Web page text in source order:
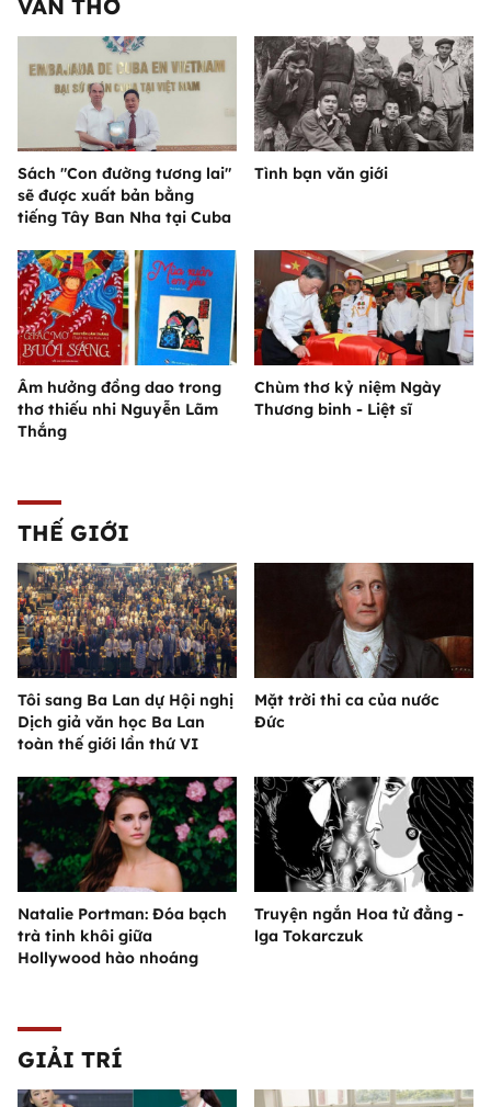
VĂN THƠ
Sách "Con đường tương lai"
sẽ được xuất bản bằng
tiếng Tây Ban Nha tại Cuba
Tình bạn văn giới
Âm hưởng đồng dao trong
thơ thiếu nhi Nguyễn Lãm
Thắng
Chùm thơ kỷ niệm Ngày
Thương binh - Liệt sĩ
THẾ GIỚI
Tôi sang Ba Lan dự Hội nghị
Dịch giả văn học Ba Lan
toàn thế giới lần thứ VI
Mặt trời thi ca của nước
Đức
Natalie Portman: Đóa bạch
trà tinh khôi giữa
Hollywood hào nhoáng
Truyện ngắn Hoa tử đằng -
lga Tokarczuk
GIẢI TRÍ